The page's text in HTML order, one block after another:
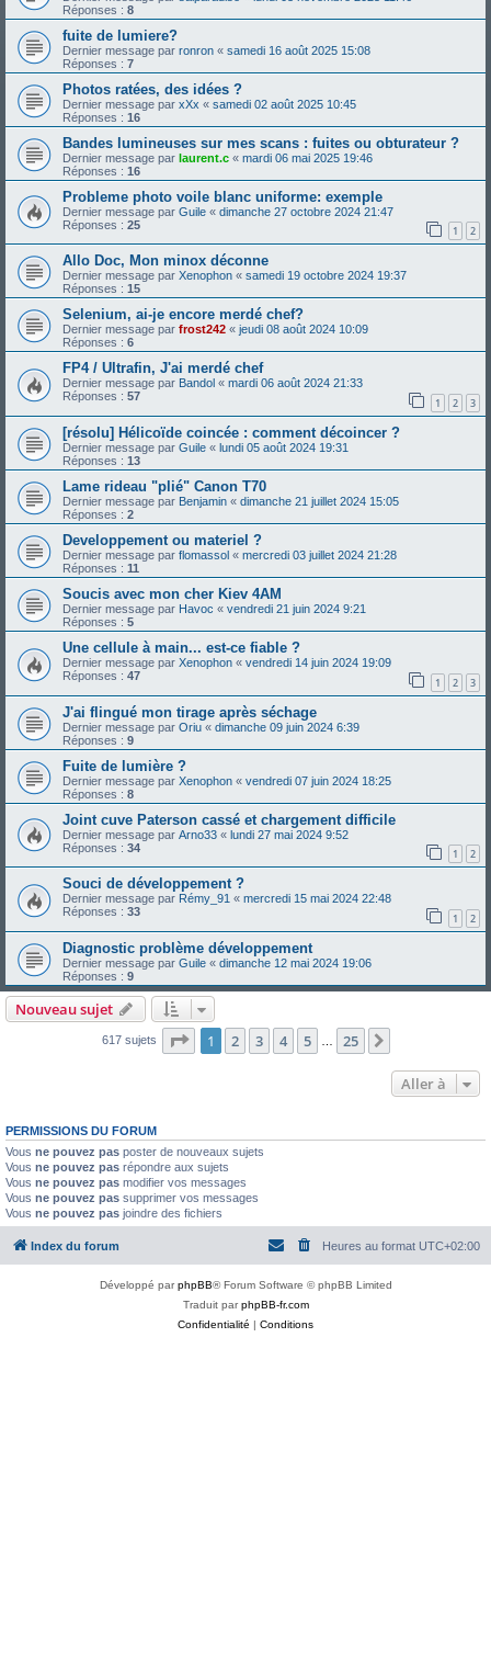
Réponses : 8
fuite de lumiere?
Dernier message par ronron « samedi 16 août 2025 15:08
Réponses : 7
Photos ratées, des idées ?
Dernier message par xXx « samedi 02 août 2025 10:45
Réponses : 16
Bandes lumineuses sur mes scans : fuites ou obturateur ?
Dernier message par laurent.c « mardi 06 mai 2025 19:46
Réponses : 16
Probleme photo voile blanc uniforme: exemple
Dernier message par Guile « dimanche 27 octobre 2024 21:47
Réponses : 25 1 2
Allo Doc, Mon minox déconne
Dernier message par Xenophon « samedi 19 octobre 2024 19:37
Réponses : 15
Selenium, ai-je encore merdé chef?
Dernier message par frost242 « jeudi 08 août 2024 10:09
Réponses : 6
FP4 / Ultrafin, J'ai merdé chef
Dernier message par Bandol « mardi 06 août 2024 21:33
Réponses : 57 1 2 3
[résolu] Hélicoïde coincée : comment décoincer ?
Dernier message par Guile « lundi 05 août 2024 19:31
Réponses : 13
Lame rideau "plié" Canon T70
Dernier message par Benjamin « dimanche 21 juillet 2024 15:05
Réponses : 2
Developpement ou materiel ?
Dernier message par flomassol « mercredi 03 juillet 2024 21:28
Réponses : 11
Soucis avec mon cher Kiev 4AM
Dernier message par Havoc « vendredi 21 juin 2024 9:21
Réponses : 5
Une cellule à main... est-ce fiable ?
Dernier message par Xenophon « vendredi 14 juin 2024 19:09
Réponses : 47 1 2 3
J'ai flingué mon tirage après séchage
Dernier message par Oriu « dimanche 09 juin 2024 6:39
Réponses : 9
Fuite de lumière ?
Dernier message par Xenophon « vendredi 07 juin 2024 18:25
Réponses : 8
Joint cuve Paterson cassé et chargement difficile
Dernier message par Arno33 « lundi 27 mai 2024 9:52
Réponses : 34 1 2
Souci de développement ?
Dernier message par Rémy_91 « mercredi 15 mai 2024 22:48
Réponses : 33 1 2
Diagnostic problème développement
Dernier message par Guile « dimanche 12 mai 2024 19:06
Réponses : 9
Nouveau sujet
617 sujets Page 1sur25
1 2 3 4 5 25
Aller à
PERMISSIONS DU FORUM
Vous ne pouvez pas poster de nouveaux sujets
Vous ne pouvez pas répondre aux sujets
Vous ne pouvez pas modifier vos messages
Vous ne pouvez pas supprimer vos messages
Vous ne pouvez pas joindre des fichiers
Index du forum Heures au format UTC+02:00
Développé parphpBB® Forum Software © phpBB Limited
Traduit parphpBB-fr.com
Confidentialité | Conditions